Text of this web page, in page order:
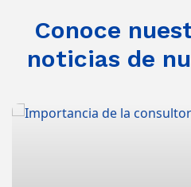
Conoce
noticias de